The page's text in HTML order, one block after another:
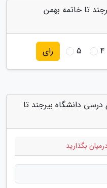
تا خاتمه بهمن
4
5 رای
دانشگاه بیرجند تا
بگذارید